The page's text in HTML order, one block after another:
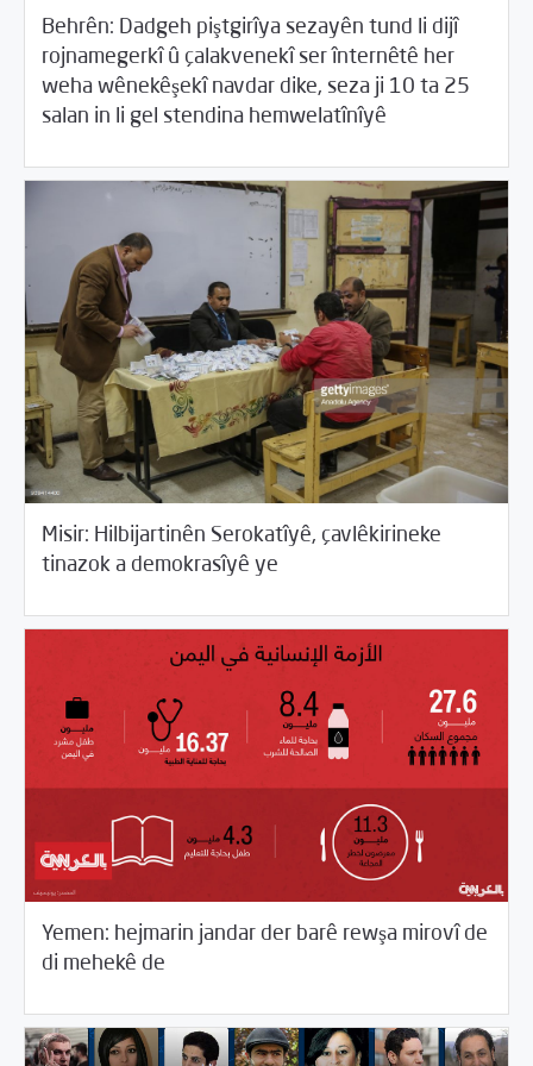
Behrên: Dadgeh piştgirîya sezayên tund li dijî
rojnamegerkî û çalakvenekî ser înternêtê her
weha wênekêşekî navdar dike, seza ji 10 ta 25
salan in li gel stendina hemwelatînîyê
13/2018
Erebî /Rewangeha Binpêkirinan/Rotator
Misir: Hilbijartinên Serokatîyê, çavlêkirineke
tinazok a demokrasîyê ye
Erebî/Desthilata pêncemîn/Rotator
Yemen: hejmarin jandar der barê rewşa mirovî de
di mehekê de
13/2018 Cîhana Erebî / Rotator